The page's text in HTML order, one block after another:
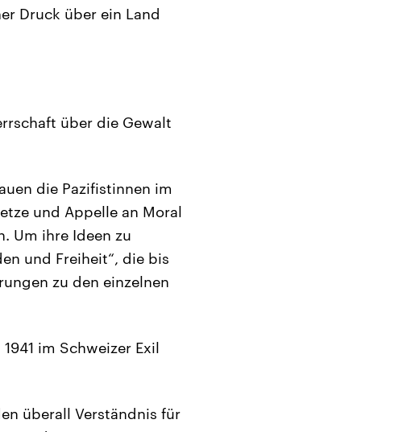
Druck über ein Land
über die Gewalt
die Pazifistinnen im
und Appelle an Moral
Um ihre Ideen zu
und Freiheit“, die bis
zu den einzelnen
im Schweizer Exil
überall Verständnis für